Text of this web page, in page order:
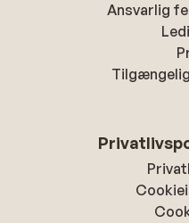
Ansvarlig